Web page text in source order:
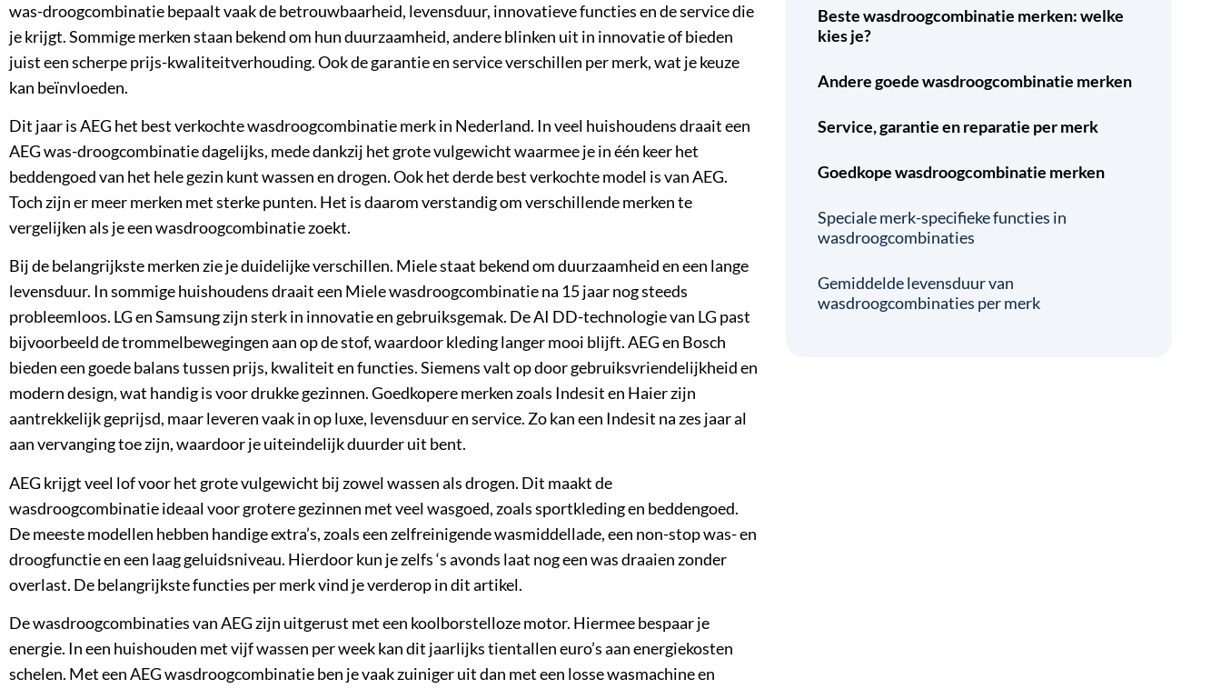
was-droogcombinatiebepaalt vaak de betrouwbaarheid, levensduur, innovatieve functies en de service die
je krijgt. Sommige merken staan bekend om hun duurzaamheid, andere blinken uit in innovatie of bieden
juist een scherpe prijs-kwaliteitverhouding. Ook de garantie en service verschillen per merk, wat je keuze
kan beïnvloeden.
Dit jaar isAEGhet best verkochte wasdroogcombinatie merk in Nederland. In veel huishoudens draait een
AEG was-droogcombinatie dagelijks, mede dankzij het grotevulgewichtwaarmee je in één keer het
beddengoed van het hele gezin kunt wassen en drogen. Ook het derde best verkochte model is van AEG.
Toch zijn er meer merken met sterke punten. Het is daarom verstandig om verschillende merken te
vergelijken als je een wasdroogcombinatie zoekt.
Bij de belangrijkste merken zie je duidelijke verschillen. Mielestaat bekend om duurzaamheid en een lange
levensduur. In sommige huishoudens draait een Miele wasdroogcombinatie na 15 jaar nog steeds
probleemloos. LG en Samsung zijn sterk in innovatie en gebruiksgemak. De AI DD-technologie van LG past
bijvoorbeeld de trommelbewegingen aan op de stof, waardoor kleding langer mooi blijft. AEG en Bosch
bieden een goede balans tussen prijs, kwaliteit en functies. Siemens valt op door gebruiksvriendelijkheid en
modern design, wat handig is voor drukke gezinnen. Goedkopere merken zoals Indesit en Haier zijn
aantrekkelijk geprijsd, maar leveren vaak in op luxe, levensduur en service. Zo kan een Indesit na zes jaar al
aan vervanging toe zijn, waardoor je uiteindelijk duurder uit bent.
AEG krijgt veel lof voor het grote vulgewicht bij zowel wassen als drogen. Dit maakt de
wasdroogcombinatie ideaal voor grotere gezinnen met veel wasgoed, zoals sportkleding en beddengoed.
De meeste modellen hebben handige extra’s, zoals een zelfreinigende wasmiddellade, een non-stop was- en
droogfunctie en een laag geluidsniveau. Hierdoor kun je zelfs ‘s avonds laat nog een was draaien zonder
overlast. De belangrijkste functies per merk vind je verderop in dit artikel.
De wasdroogcombinaties van AEG zijn uitgerust met een koolborstelloze motor. Hiermee bespaar je
energie. In een huishouden met vijf wassen per week kan dit jaarlijks tientallen euro’s aan energiekosten
schelen. Met een AEG wasdroogcombinatie ben je vaak zuiniger uit dan met een losse wasmachine en
Beste wasdroogcombinatie merken: welke
kies je?
Andere goede wasdroogcombinatie merken
Service, garantie en reparatie per merk
Goedkope wasdroogcombinatie merken
Speciale merk-specifieke functies in
wasdroogcombinaties
Gemiddelde levensduur van
wasdroogcombinaties per merk